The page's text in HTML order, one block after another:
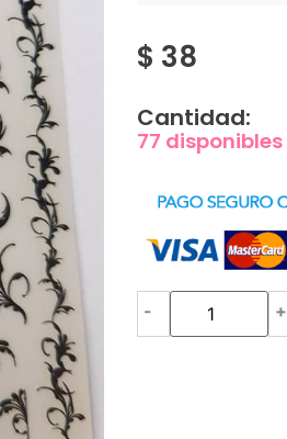
$ 38
Cantidad:
77 disponibles
- +